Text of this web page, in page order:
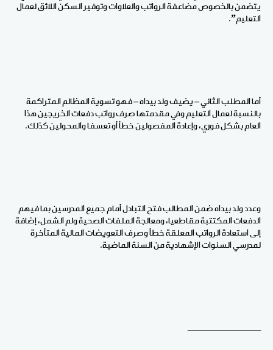
يتضمن بالخصوص مضاعفة الرواتب والعلاوات وتوفير السكن اللائق لعمال
التعليم”.
أما المطلب الثاني – يضيف ولد بيداه – فهو تسوية المظالم المتراكمة
بالنسبة لعمال التعليم وفي مقدمتها صرف رواتب دفعات الخريجين هذا
العام بشكل فوري، وإعادة المفصولين خطأ أو تعسفا والمحولين كذلك.
وعدد ولد بيداه ضمن المطالب فتح التبادل أمام جميع المدرسين بما فيهم
الدفعات المكتتبة مقاطعيا، ومعالجة الملفات الصحية ولم الشمل، إضافة
إلى استعادة الرواتب المعلقة خطأ وصرف التعويضات المالية المتأخرة
لمدرسي السنوات الإشهادية من السنة الماضية.
ــــــــــــــــــــــــــــــ